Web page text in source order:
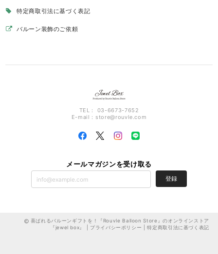
特定商取引法に基づく表記
バルーン装飾のご依頼
TEL： 03-6673-7652
E-mail： store@rouvle.com
メールマガジンを受け取る
登録
喜ばれるバルーンギフトを！『Rouvle Balloon Store』のオンラインストア
『jewel box』 | プライバシーポリシー |特定商取引法に基づく表記